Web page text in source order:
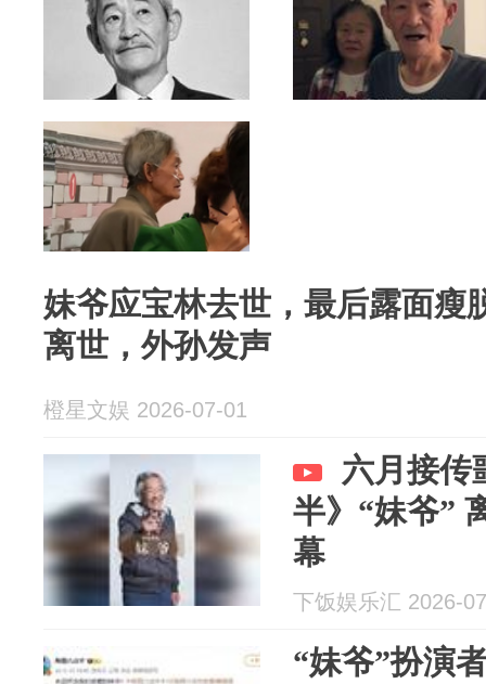
妹爷应宝林去世，最后露面瘦
离世，外孙发声
橙星文娱 2026-07-01
六月接传
半》“妹爷”
幕
下饭娱乐汇 2026-
“妹爷”扮演